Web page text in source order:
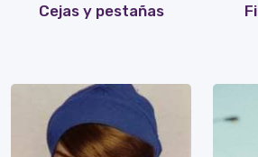
Cejas y pestañas